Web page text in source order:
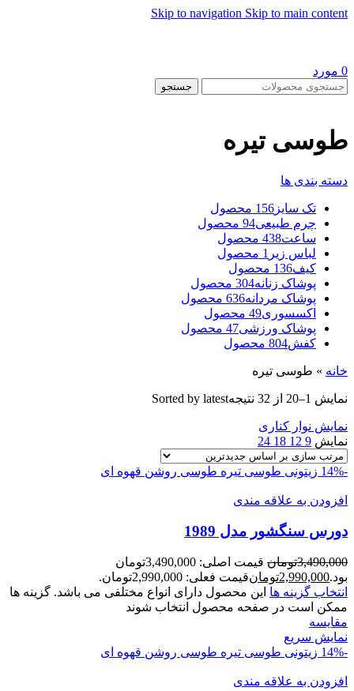
Skip to navigation Skip to main content
0 مورد
جستجو
طوسی تیره
دسته بندی ها
تک سایز 156 محصول
چرم طبیعی94 محصول
ساعت438 محصول
لباس زیر 1 محصول
کیف136 محصول
پوشاک زنانه304 محصول
پوشاک مردانه636 محصول
اکسسوری49 محصول
پوشاک ورزشی47 محصول
کفش804 محصول
خانه » طوسی تیره
نمایش 1–20 از 32 نتیجه Sorted by latest
نمایش نوار کناری
نمایش 9
12
18
24
-14% زیتونی طوسی تیره طوسی روشن قهوه ای
افزودن به علاقه مندی
دورس سنگشور مدل 1989
3,490,000تومان
قیمت اصلی: 3,490,000تومان
بود.2,990,000تومانقیمت فعلی: 2,990,000تومان.
انتخاب گزینه ها این محصول دارای انواع مختلفی می باشد. گزینه ها
ممکن است در صفحه محصول انتخاب شوند
مقايسه
نمایش سریع
-14%
زیتونی طوسی تیره طوسی روشن قهوه ای
افزودن به علاقه مندی